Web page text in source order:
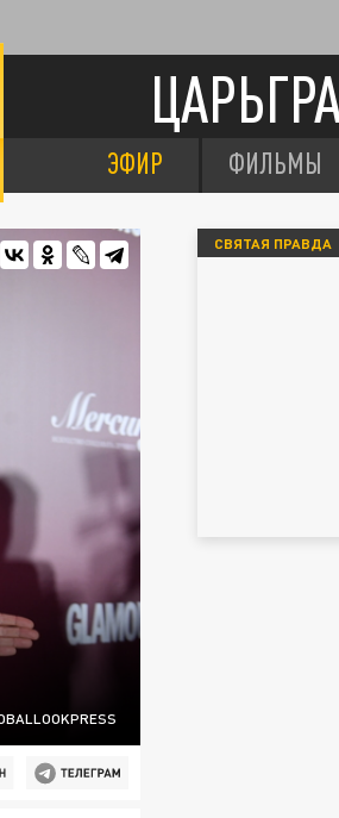
ЭФИР ФИЛЬМЫ
СВЯТАЯ ПРАВДА